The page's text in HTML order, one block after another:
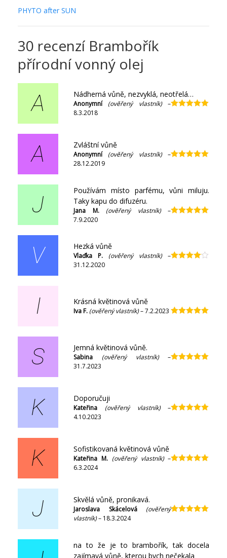
PHYTO after SUN
30 recenzí Brambořík
přírodní vonný olej
A Nádherná vůně, nezvyklá, neotřelá…
Anonymní (ověřený vlastník)
–
8.3.2018
A Zvláštní vůně
Anonymní (ověřený vlastník)
–
28.12.2019
J
Používám místo parfému, vůni miluju.
Taky kapu do difuzéru.
Jana M. (ověřený vlastník)
–
7.9.2020
V Hezká vůně
Vlaďka P. (ověřený vlastník)
–
31.12.2020
I Krásná květinová vůně
Iva F. (ověřený vlastník)–7.2.2023
S Jemná květinová vůně.
Sabina (ověřený vlastník)
–
31.7.2023
K Doporučuji
Kateřina (ověřený vlastník)
–
4.10.2023
K Sofistikovaná květinová vůně
Kateřina M. (ověřený vlastník) –
6.3.2024
J Skvělá vůně, pronikavá.
Jaroslava Skácelová (ověřený
vlastník)– 18.3.2024
na to že je to brambořík, tak docela
zajímavá vůně, kterou bych nečekala